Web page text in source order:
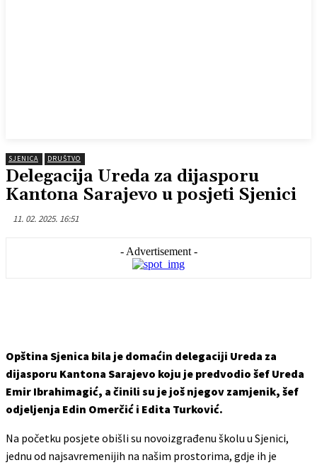
SJENICA DRUŠTVO
Delegacija Ureda za dijasporu
Kantona Sarajevo u posjeti Sjenici
11. 02. 2025. 16:51
- Advertisement -
Opština Sjenica bila je domaćin delegaciji Ureda za
dijasporu Kantona Sarajevo koju je predvodio šef Ureda
Emir Ibrahimagić, a činili su je još njegov zamjenik, šef
odjeljenja Edin Omerčić i Edita Turković.
Na početku posjete obišli su novoizgrađenu školu u Sjenici,
jednu od najsavremenijih na našim prostorima, gdje ih je